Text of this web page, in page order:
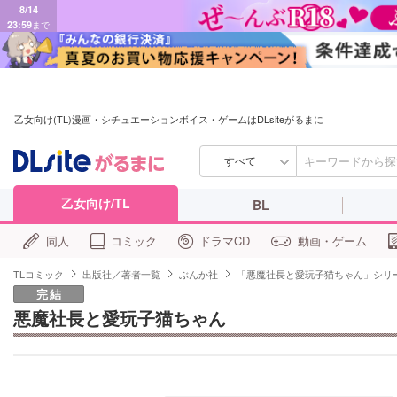
8/14
23:59まで
乙女向け(TL)漫画・シチュエーションボイス・ゲームはDLsiteがるまに
すべて
乙女向け/TL BL
同人 コミック ドラマCD 動画・ゲーム
TLコミック 出版社／著者一覧 ぶんか社 「悪魔社長と愛玩子猫ちゃん」シリ
完結
悪魔社長と愛玩子猫ちゃん